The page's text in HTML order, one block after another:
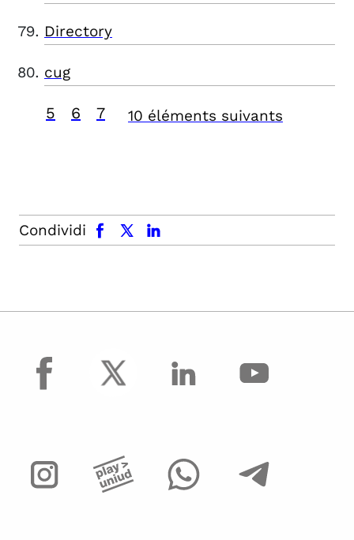
Directory
cug
5 6 7 10 éléments suivants
Condividi
facebook x.com linkedin
facebook